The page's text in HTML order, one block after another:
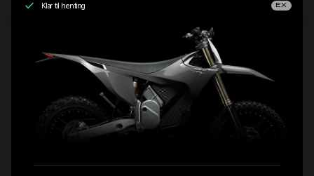
Klar til henting EX